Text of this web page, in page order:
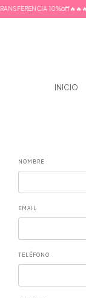
10%off🔥🔥🔥
INICIO
NOMBRE
EMAIL
TELÉFONO